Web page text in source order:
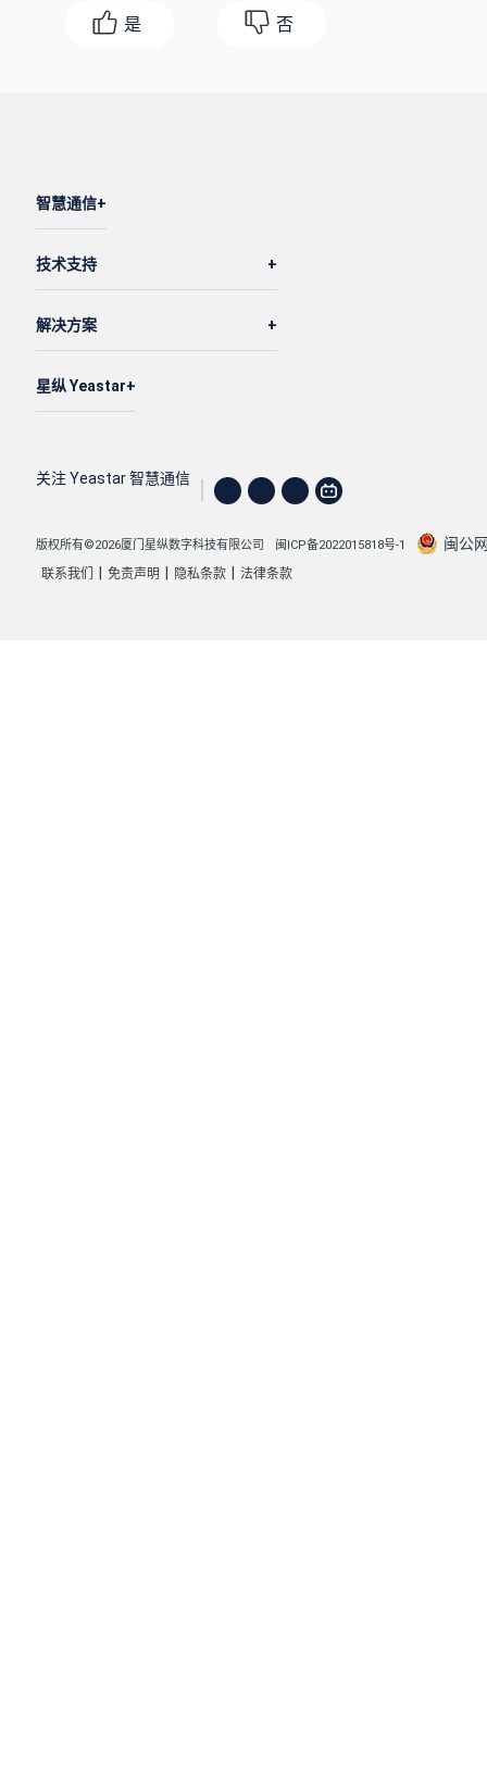
是 否
智慧通信
技术支持
解决方案
星纵 Yeastar
关注 Yeastar 智慧通信
版权所有©2026厦门星纵数字科技有限公司 闽ICP备2022015818号-1 闽公
联系我们 免责声明 隐私条款 法律条款